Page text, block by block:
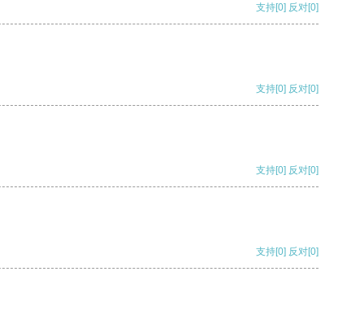
支持[0] 反对[0]
支持[0] 反对[0]
支持[0] 反对[0]
支持[0] 反对[0]